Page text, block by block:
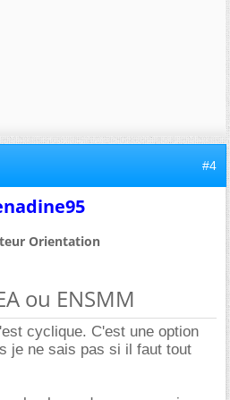
#4
Orientation
ou ENSMM
cyclique. C'est une option
je ne sais pas si il faut tout